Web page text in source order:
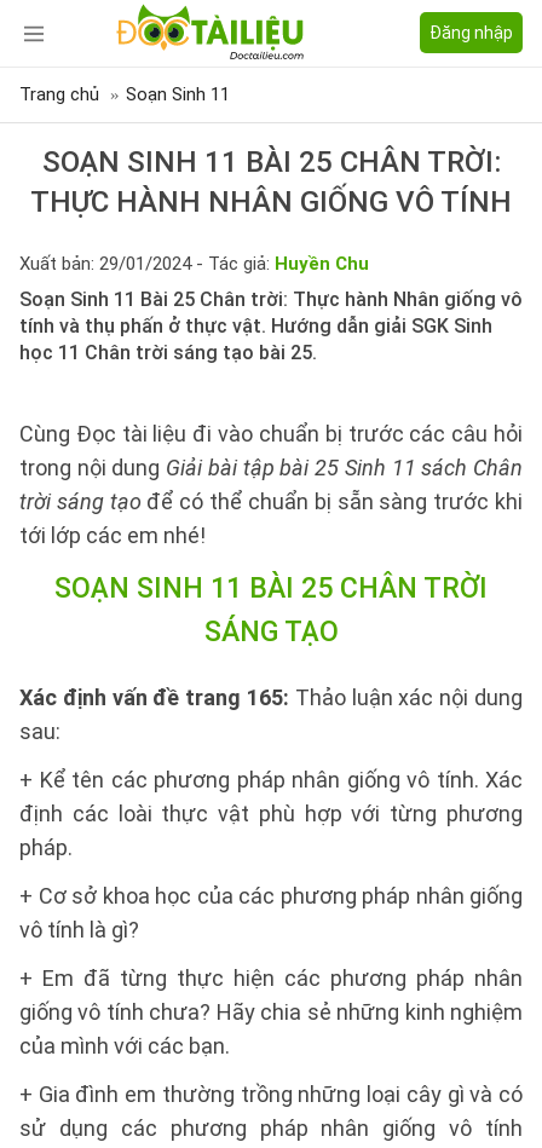
Đăng nhập
Trang chủ Soạn Sinh 11
SOẠN SINH 11 BÀI 25 CHÂN TRỜI:
THỰC HÀNH NHÂN GIỐNG VÔ TÍNH
Xuất bản: 29/01/2024 - Tác giả: Huyền Chu
Soạn Sinh 11 Bài 25 Chân trời: Thực hành Nhân giống vô
tính và thụ phấn ở thực vật. Hướng dẫn giải SGK Sinh
học 11 Chân trời sáng tạo bài 25.
Cùng Đọc tài liệu đi vào chuẩn bị trước các câu hỏi
trong nội dung Giải bài tập bài 25 Sinh 11 sách Chân
trời sáng tạo để có thể chuẩn bị sẵn sàng trước khi
tới lớp các em nhé!
SOẠN SINH 11 BÀI 25 CHÂN TRỜI
SÁNG TẠO
Xác định vấn đề trang 165: Thảo luận xác nội dung
sau:
+ Kể tên các phương pháp nhân giống vô tính. Xác
định các loài thực vật phù hợp với từng phương
pháp.
+ Cơ sở khoa học của các phương pháp nhân giống
vô tính là gì?
+ Em đã từng thực hiện các phương pháp nhân
giống vô tính chưa? Hãy chia sẻ những kinh nghiệm
của mình với các bạn.
+ Gia đình em thường trồng những loại cây gì và có
sử dụng các phương pháp nhân giống vô tính